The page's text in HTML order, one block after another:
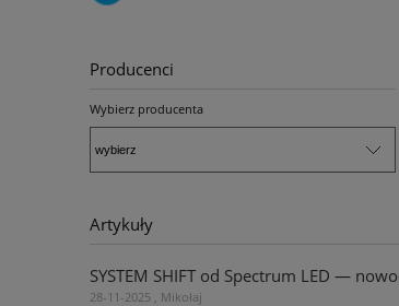
Producenci
Wybierz producenta
Artykuły
SYSTEM SHIFT od Spectrum LED —
28-11-2025 , Mikołaj